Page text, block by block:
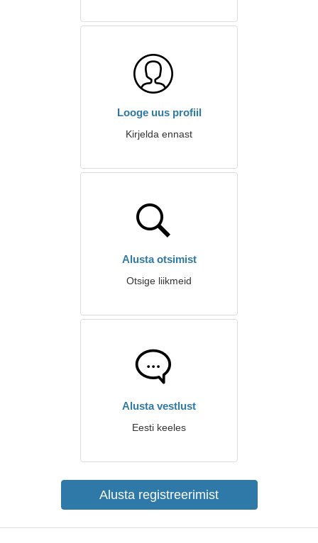
Looge uus profiil
Kirjelda ennast
Alusta otsimist
Otsige liikmeid
Alusta vestlust
Eesti keeles
Alusta registreerimist